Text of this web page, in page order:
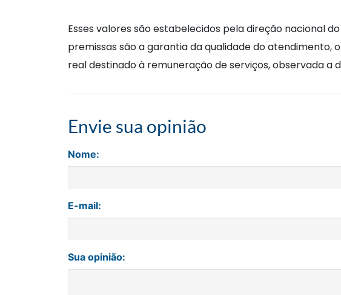
Esses valores são estabelecidos pela direção nacional
premissas são a garantia da qualidade do
real destinado à remuneração de serviços, observada a
Envie sua opinião
Nome:
E-mail:
Sua opinião: